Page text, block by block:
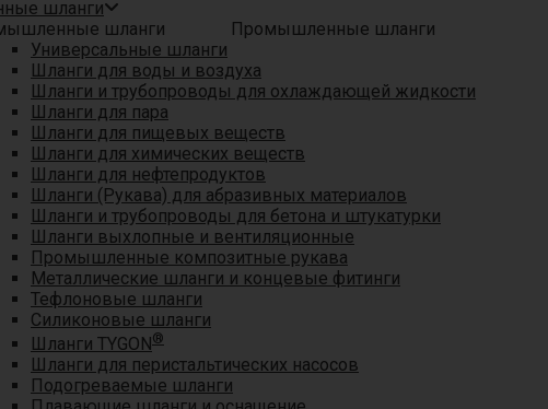
шланги
Промышленные шланги
Универсальные шланги
Шланги для воды и воздуха
Шланги и трубопроводы для охлаждающей жидкости
Шланги для пара
Шланги для пищевых веществ
Шланги для химических веществ
Шланги для нефтепродуктов
Шланги (Рукава) для абразивных материалов
Шланги и трубопроводы для бетона и штукатурки
Шланги выхлопные и вентиляционные
Промышленные композитные рукава
Металлические шланги и концевые фитинги
Тефлоновые шланги
Силиконовые шланги
Шланги TYGON®
Шланги для перистальтических насосов
Подогреваемые шланги